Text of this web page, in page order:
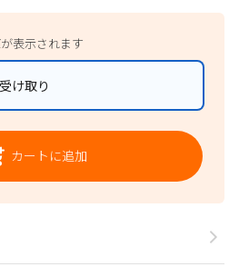
表示されます
け取り
カートに追加